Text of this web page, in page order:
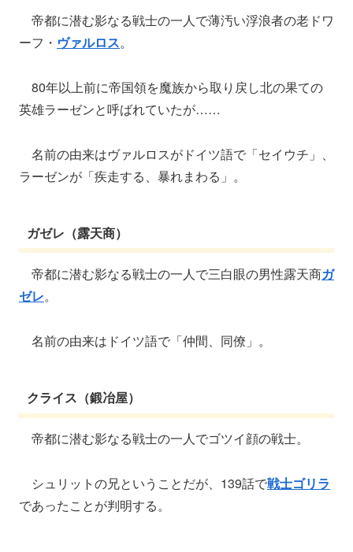
帝都に潜む影なる戦士の一人で薄汚い浮浪者の老ドワ
ーフ・ ヴァルロス。
80年以上前に帝国領を魔族から取り戻し北の果ての
英雄ラーゼンと呼ばれていたが……
名前の由来はヴァルロスがドイツ語で「セイウチ」、
ラーゼンが「疾走する、暴れまわる」。
ガゼレ（露天商）
帝都に潜む影なる戦士の一人で三白眼の男性露天商ガ
ゼレ。
名前の由来はドイツ語で「仲間、同僚」。
クライス（鍛冶屋）
帝都に潜む影なる戦士の一人でゴツイ顔の戦士。
シュリットの兄ということだが、139話で戦士ゴリラ
であったことが判明する。